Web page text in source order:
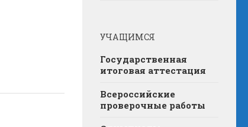
УЧАЩИМСЯ
Государственная
итоговая аттестация
Всероссийские
проверочные работы